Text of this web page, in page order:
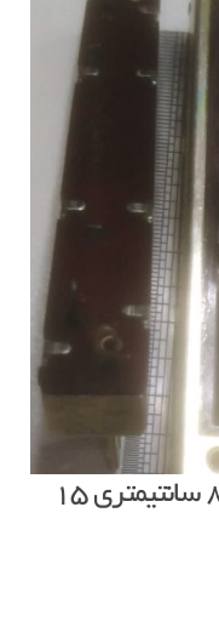
ولوم کشویی یک مگا اهم ۸٫۵ سانتیمتری ۱۵